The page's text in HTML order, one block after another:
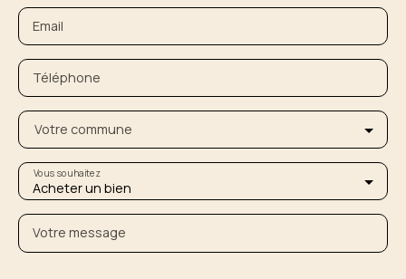
Email
Téléphone
Votre commune
Acheter un bien
Vous souhaitez
Votre message